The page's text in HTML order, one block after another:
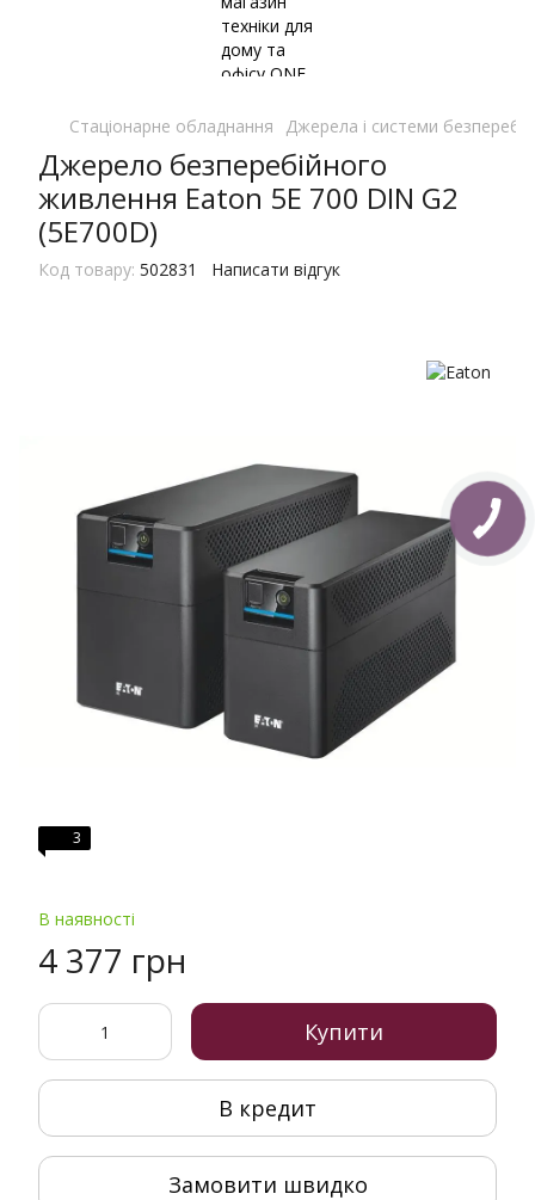
Стаціонарне обладнання Джерела і системи
Джерело безперебiйного
живлення Eaton 5E 700 DIN G2
(5E700D)
Код товару: 502831 Написати відгук
3
В наявності
4 377 грн
Купити
В кредит
Замовити швидко